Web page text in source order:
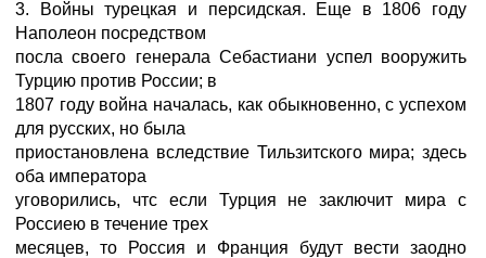
3. Войны турецкая и персидская. Еще в 1806 году
Наполеон посредством
посла своего генерала Себастиани успел вооружить
Турцию против России; в
1807 году война началась, как обыкновенно, с успехом
для русских, но была
приостановлена вследствие Тильзитского мира; здесь
оба императора
уговорились, чтс если Турция не заключит мира с
Россиею в течение трех
месяцев, то Россия и Франция будут вести заодно